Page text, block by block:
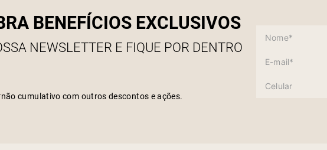
BENEFÍCIOS EXCLUSIVOS
NEWSLETTER E FIQUE POR DENTRO
cumulativo com outros descontos e ações.